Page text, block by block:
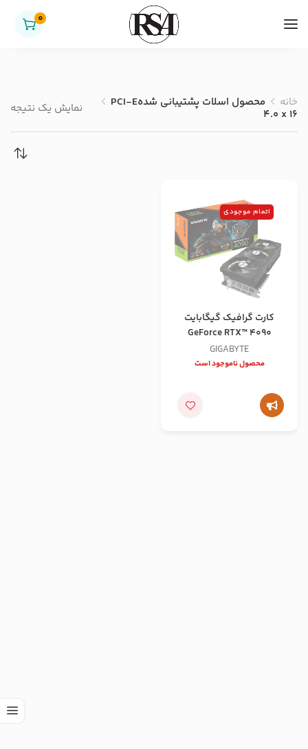
0
خانه محصول اسلات پشتیبانی شدهPCI-E
4.0 x 16 نمایش یک نتیجه
اتمام موجودی
کارت گرافیک گیگابایت
GeForce RTX™ 4090
GAMING OC 24G
GIGABYTE
محصول ناموجود است